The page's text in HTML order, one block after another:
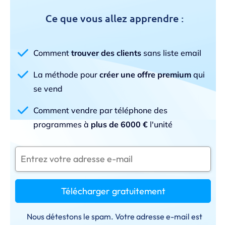
Ce que vous allez apprendre :
Comment trouver des clients sans liste email
La méthode pour créer une offre premium qui
se vend
Comment vendre par téléphone des
programmes à plus de 6000 € l'unité
Télécharger gratuitement
Nous détestons le spam. Votre adresse e-mail est